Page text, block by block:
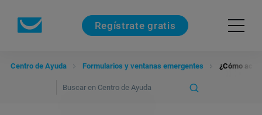
Regístrate gratis
Centro de Ayuda Formularios y ventanas emergentes ¿Cómo